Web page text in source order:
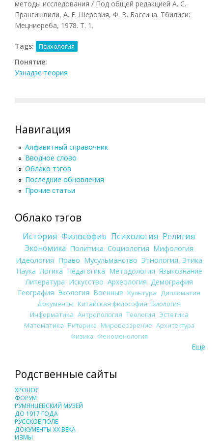
методы исследования / Под общей редакцией А. С.
Прангишвили, А. Е. Шерозия, Ф. В. Бассина. Тбилиси:
Мецниереба, 1978. Т. 1.
Tags: Психология
Понятие:
Узнадзе теория
Навигация
Алфавитный справочник
Вводное слово
Облако тэгов
Последние обновления
Прочие статьи
Облако тэгов
История Философия Психология Религия
Экономика Политика Социология Мифология
Идеология Право Мусульманство Этнология Этика
Наука Логика Педагогика Методология Языкознание
Литература Искусство Археология Демография
География Экология Военные Культура
Дипломатия
Документы Китайская философия Биология
Информатика Антропология Теология Эстетика
Математика Риторика Мировоззрение Архитектура
Физика Феноменология
Еще
Родственные сайты
ХРОНОС
ФОРУМ
РУМЯНЦЕВСКИЙ МУЗЕЙ
ДО 1917 ГОДА
РУССКОЕ ПОЛЕ
ДОКУМЕНТЫ XX ВЕКА
ИЗМЫ